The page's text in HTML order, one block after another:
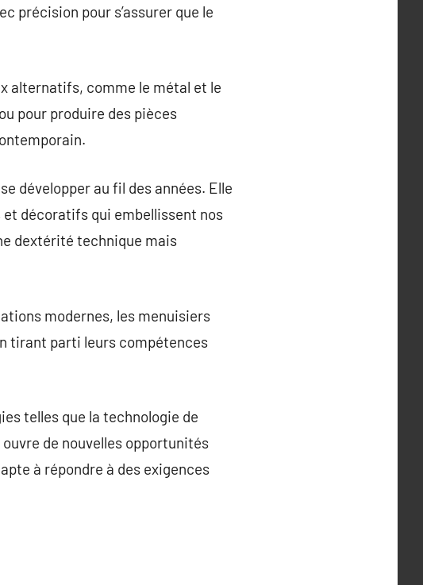
précision pour s’assurer que le
alternatifs, comme le métal et le
pour produire des pièces
développer au fil des années. Elle
décoratifs qui embellissent nos
dextérité technique mais
modernes, les menuisiers
tirant parti leurs compétences
telles que la technologie de
de nouvelles opportunités
à répondre à des exigences